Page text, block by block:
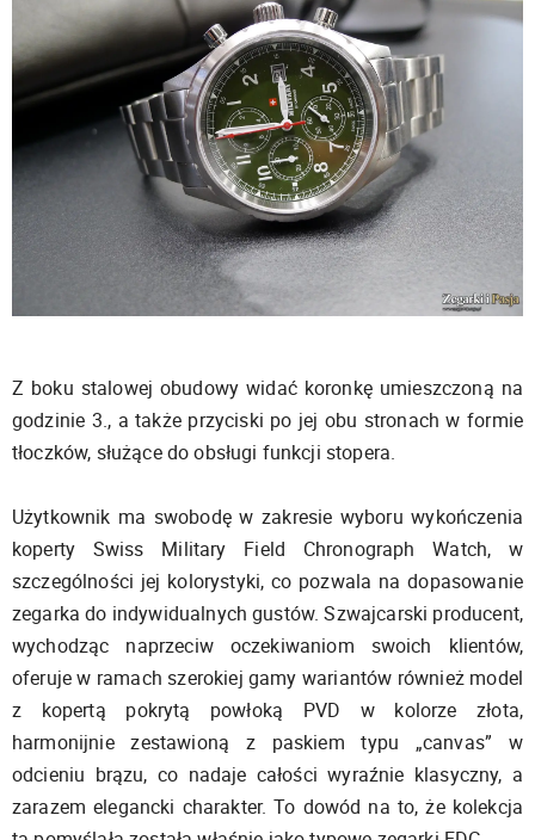
Z boku stalowej obudowy widać koronkę umieszczoną na
godzinie 3., a także przyciski po jej obu stronach w formie
tłoczków, służące do obsługi funkcji stopera.
Użytkownik ma swobodę w zakresie wyboru wykończenia
koperty Swiss Military Field Chronograph Watch, w
szczególności jej kolorystyki, co pozwala na dopasowanie
zegarka do indywidualnych gustów. Szwajcarski producent,
wychodząc naprzeciw oczekiwaniom swoich klientów,
oferuje w ramach szerokiej gamy wariantów również model
z kopertą pokrytą powłoką PVD w kolorze złota,
harmonijnie zestawioną z paskiem typu „canvas” w
odcieniu brązu, co nadaje całości wyraźnie klasyczny, a
zarazem elegancki charakter. To dowód na to, że kolekcja